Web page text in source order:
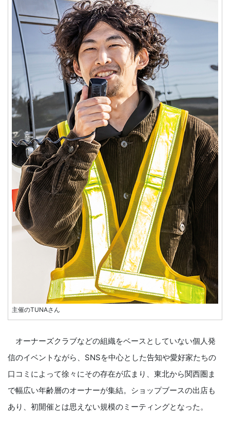
主催のTUNAさん
オーナーズクラブなどの組織をベースとしていない個人発
信のイベントながら、SNSを中心とした告知や愛好家たちの
口コミによって徐々にその存在が広まり、東北から関西圏ま
で幅広い年齢層のオーナーが集結。ショップブースの出店も
あり、初開催とは思えない規模のミーティングとなった。